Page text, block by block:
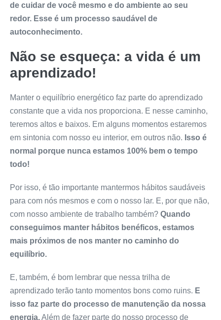
de cuidar de você mesmo e do ambiente ao seu
redor. Esse é um processo saudável de
autoconhecimento.
Não se esqueça: a vida é um
aprendizado!
Manter o equilíbrio energético faz parte do aprendizado
constante que a vida nos proporciona. E nesse caminho,
teremos altos e baixos. Em alguns momentos estaremos
em sintonia com nosso eu interior, em outros não. Isso é
normal porque nunca estamos 100% bem o tempo
todo!
Por isso, é tão importante mantermos hábitos saudáveis
para com nós mesmos e com o nosso lar. E, por que não,
com nosso ambiente de trabalho também? Quando
conseguimos manter hábitos benéficos, estamos
mais próximos de nos manter no caminho do
equilíbrio.
E, também, é bom lembrar que nessa trilha de
aprendizado terão tanto momentos bons como ruins. E
isso faz parte do processo de manutenção da nossa
energia.Além de fazer parte do nosso processo de